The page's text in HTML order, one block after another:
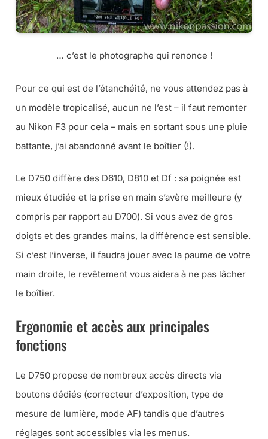
… c’est le photographe qui renonce !
Pour ce qui est de l’étanchéité, ne vous attendez pas à
un modèle tropicalisé, aucun ne l’est – il faut remonter
au Nikon F3 pour cela – mais en sortant sous une pluie
battante, j’ai abandonné avant le boîtier (!).
Le D750 diffère des D610, D810 et Df : sa poignée est
mieux étudiée et la prise en main s’avère meilleure (y
compris par rapport au D700). Si vous avez de gros
doigts et des grandes mains, la différence est sensible.
Si c’est l’inverse, il faudra jouer avec la paume de votre
main droite, le revêtement vous aidera à ne pas lâcher
le boîtier.
Ergonomie et accès aux principales
fonctions
Le D750 propose de nombreux accès directs via
boutons dédiés (correcteur d’exposition, type de
mesure de lumière, mode AF) tandis que d’autres
réglages sont accessibles via les menus.